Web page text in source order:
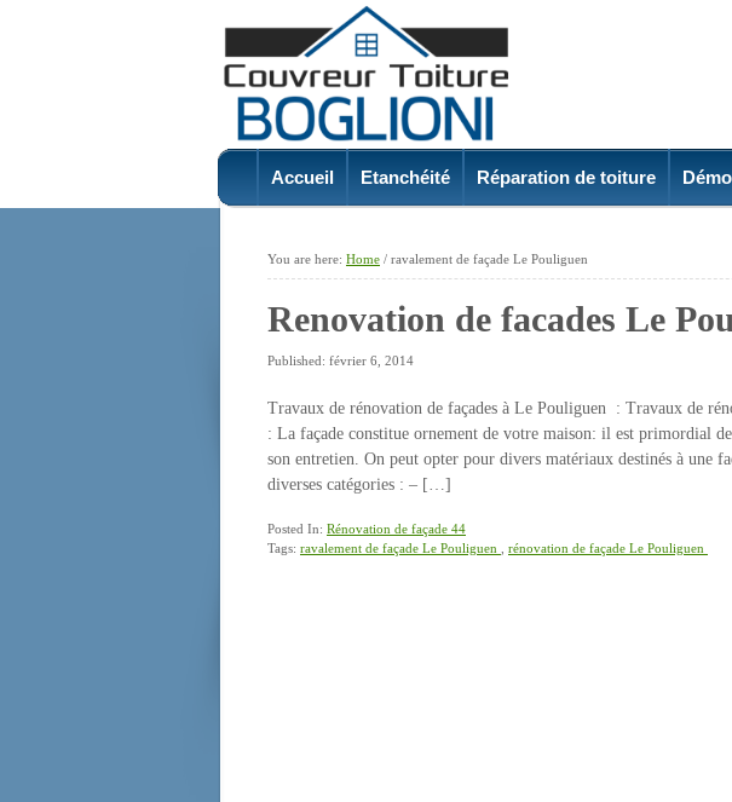
Accueil Etanchéité Réparation de toiture
You are here: Home / ravalement de façade Le Pouliguen
Renovation de facades Le
Published: février 6, 2014
Travaux de rénovation de façades à Le Pouliguen : Travaux de
: La façade constitue ornement de votre maison: il est primordial
son entretien. On peut opter pour divers matériaux destinés à une
diverses catégories : – […]
Posted In: Rénovation de façade 44
Tags: ravalement de façade Le Pouliguen rénovation de façade Le Pouliguen